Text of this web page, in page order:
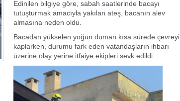
Edinilen bilgiye göre, sabah saatlerinde bacayı
tutuşturmak amacıyla yakılan ateş, bacanın alev
almasına neden oldu.
Bacadan yükselen yoğun duman kısa sürede çevreyi
kaplarken, durumu fark eden vatandaşların ihbarı
üzerine olay yerine itfaiye ekipleri sevk edildi.